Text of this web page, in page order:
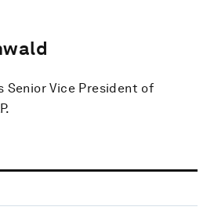
Senior Vice President of